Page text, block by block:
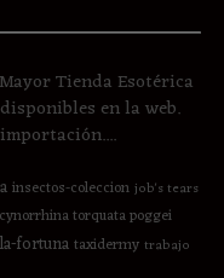
Tienda Esotérica
en la web.
insectos-coleccion job's tears
torquata poggei
fortunataxidermy trabajo